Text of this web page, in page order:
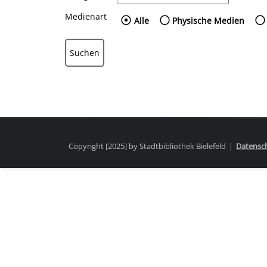
Medienart
Wählen Sie die
Alle Physische Medien
Copyright [2025] by Stadtbibliothek Bielefeld